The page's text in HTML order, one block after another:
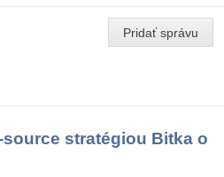
Pridať správu
stratégiou Bitka o